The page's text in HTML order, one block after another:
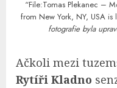
“File:Tomas Plekanec –
from New York, NY, USAis
fotografie byla
Ačkoli mezi
Rytíři Kladno